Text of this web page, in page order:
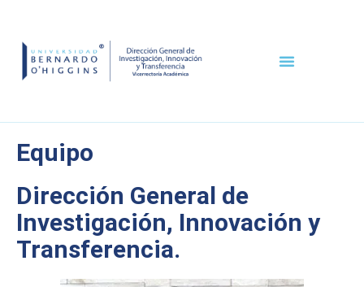
Equipo
Dirección General de
Investigación, Innovación y
Transferencia.